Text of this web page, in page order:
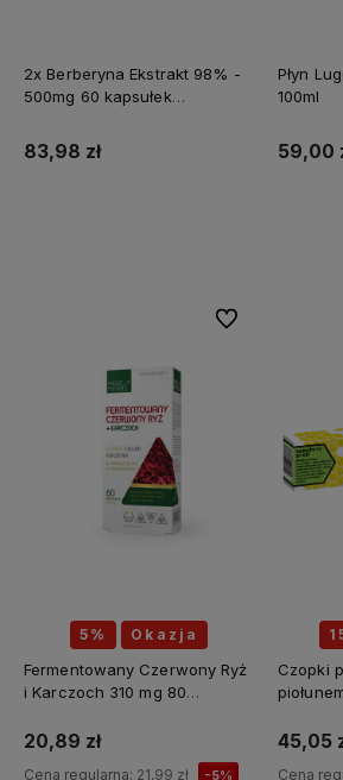
2x Berberyna Ekstrakt 98% -
500mg 60 kapsułek
83,98 zł
Płyn
100ml
59,00
5% Okazja
Fermentowany Czerwony Ryż
i Karczoch 310 mg 80
20,89 zł
Cena regularna: 21,99 zł -5%
Do ulubionych
Czopki
45,05
Cena